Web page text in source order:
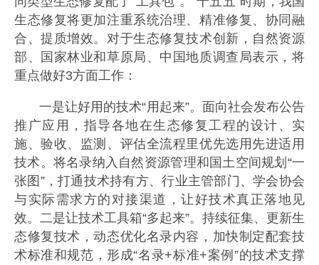
生态修复将更加注重系统治理、精准修复、协同融
合、提质增效。对于生态修复技术创新，自然资源
部、国家林业和草原局、中国地质调查局表示，将
重点做好3方面工作：
一是让好用的技术“用起来”。面向社会发布公告
推广应用，指导各地在生态修复工程的设计、实
施、验收、监测、评估全流程里优先选用先进适用
技术。将名录纳入自然资源管理和国土空间规划“一
张图”，打通技术持有方、行业主管部门、学会协会
与实际需求方的对接渠道，让好技术真正落地见
效。二是让技术工具箱“多起来”。持续征集、更新生
态修复技术，动态优化名录内容，加快制定配套技
术标准和规范，形成“名录+标准+案例”的技术支撑